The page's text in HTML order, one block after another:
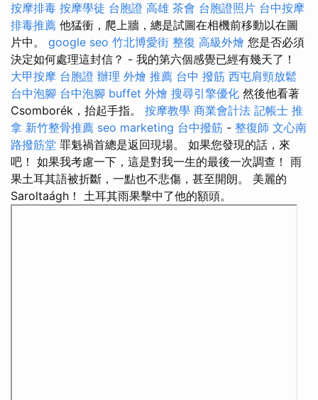
按摩排毒 按摩學徒 台胞證 高雄 茶會 台胞證照片 台中按摩
排毒推薦 他猛衝，爬上牆，總是試圖在相機前移動以在圖
片中。 google seo 竹北博愛街 整復 高級外燴 您是否必須
決定如何處理這封信？ - 我的第六個感覺已經有幾天了！
大甲按摩 台胞證 辦理 外燴 推薦 台中 撥筋 西屯肩頸放鬆
台中泡腳 台中泡腳 buffet 外燴 搜尋引擎優化 然後他看著
Csomborék，抬起手指。 按摩教學 商業會計法 記帳士 推
拿 新竹整骨推薦 seo marketing 台中撥筋 - 整復師 文心南
路撥筋堂 罪魁禍首總是返回現場。 如果您發現的話，來
吧！ 如果我考慮一下，這是對我一生的最後一次調查！ 雨
果土耳其語被折斷，一點也不悲傷，甚至開朗。 美麗的
Saroltaágh！ 土耳其雨果擊中了他的額頭。